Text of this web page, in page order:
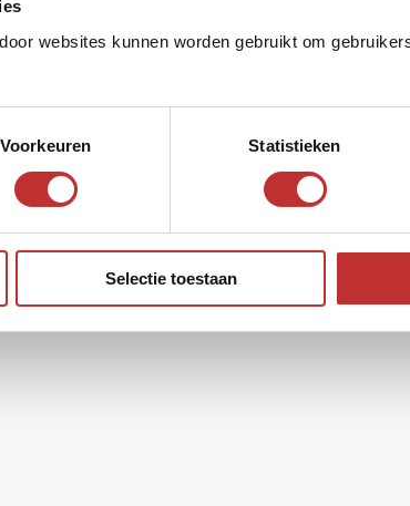
websites kunnen worden gebruikt om
Voorkeuren Statistieken
Selectie toestaan
négyzet alakú